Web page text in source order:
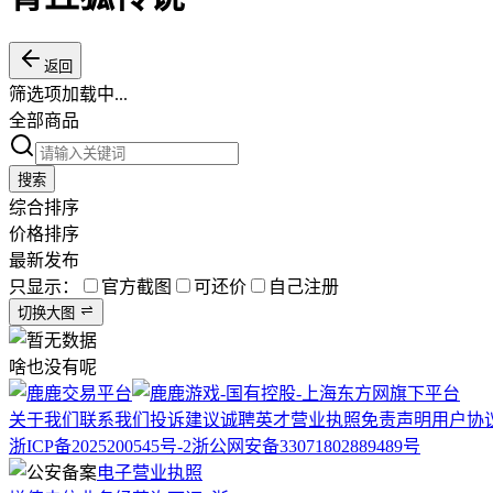
返回
筛选项加载中...
全部商品
搜索
综合排序
价格排序
最新发布
只显示：
官方截图 可还价 自己注册
切换大图
啥也没有呢
关于我们 联系我们 投诉建议诚聘英才营业执照免责声明用户协
浙ICP备2025200545号-2浙公网安备33071802889489号
电子营业执照